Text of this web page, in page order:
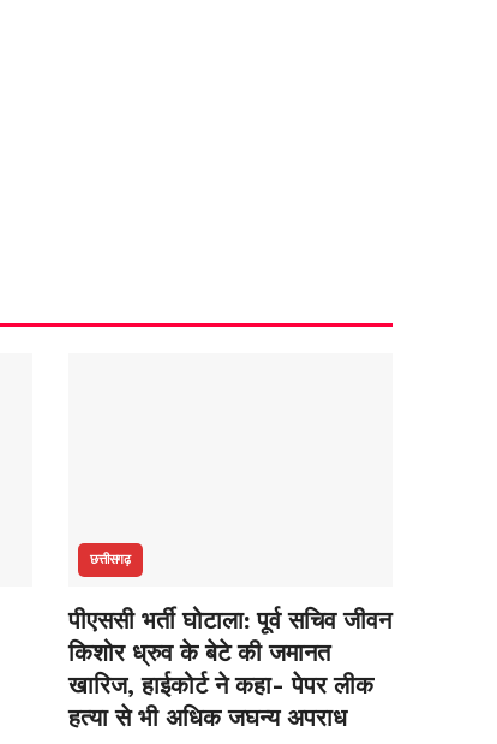
छत्तीसगढ़
पीएससी भर्ती घोटाला: पूर्व सचिव जीवन
किशोर ध्रुव के बेटे की जमानत
खारिज, हाईकोर्ट ने कहा- पेपर लीक
हत्या से भी अधिक जघन्य अपराध